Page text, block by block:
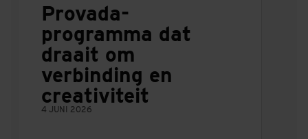
Provada-
programma dat
draait om
verbinding en
creativiteit
4 JUNI 2026